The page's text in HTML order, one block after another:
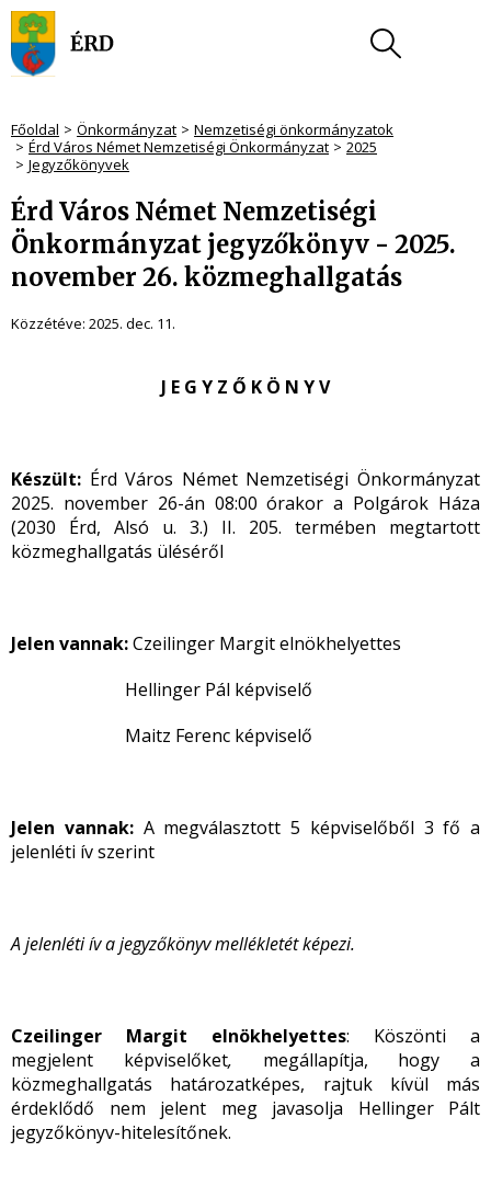
Főoldal Önkormányzat
Nemzetiségi önkormányzatok
Érd Város Német Nemzetiségi Önkormányzat
2025
Jegyzőkönyvek
Érd Város Német Nemzetiségi
Önkormányzat jegyzőkönyv - 2025.
november 26. közmeghallgatás
Közzétéve: 2025. dec. 11.
J E G Y Z Ő K Ö N Y V
Készült: Érd Város Német Nemzetiségi Önkormányzat
2025. november 26-án 08:00 órakor a Polgárok Háza
(2030 Érd, Alsó u. 3.) II. 205. termében megtartott
közmeghallgatás üléséről
Jelen vannak:Czeilinger Margit elnökhelyettes
Hellinger Pál képviselő
Maitz Ferenc képviselő
Jelen vannak: A megválasztott 5 képviselőből 3 fő a
jelenléti ív szerint
A jelenléti ív a jegyzőkönyv mellékletét képezi.
Czeilinger Margit elnökhelyettes:
Köszönti a
megjelent képviselőket, megállapítja, hogy a
közmeghallgatás határozatképes, rajtuk kívül más
érdeklődő nem jelent meg
javasolja Hellinger Pált
jegyzőkönyv-hitelesítőnek.